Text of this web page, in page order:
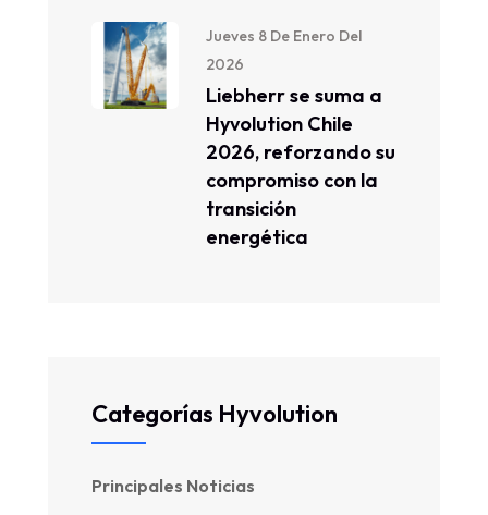
Jueves 8 De Enero Del
2026
Liebherr se suma a
Hyvolution Chile
2026, reforzando su
compromiso con la
transición
energética
Categorías Hyvolution
Principales Noticias